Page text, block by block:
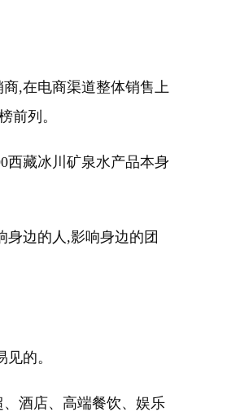
,在电商渠道整体销售上
前列。
西藏冰川矿泉水产品本身
身边的人,影响身边的团
的。
酒店、高端餐饮、娱乐